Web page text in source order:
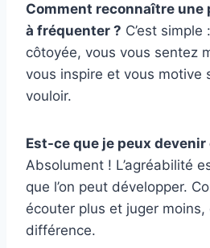
Comment reconnaître une
à fréquenter ? C’est simple
côtoyée, vous vous sentez
vous inspire et vous motive
vouloir.
Est-ce que je peux
Absolument ! L’agréabilité
que l’on peut développer.
écouter plus et juger
différence.